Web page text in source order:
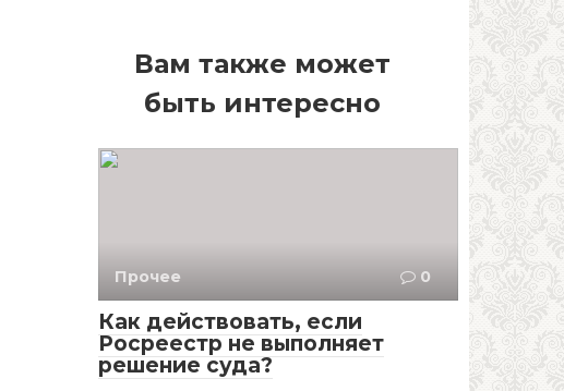
Вам также может
быть интересно
Прочее 0
Как действовать, если
Росреестр не выполняет
решение суда?